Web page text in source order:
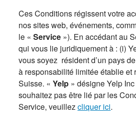
Ces Conditions régissent votre
nos sites web, événements,
le « Service »). En accédant au
qui vous lie juridiquement à : (i)
vous soyez résident d’un pays
à responsabilité limitée établie et
Suisse. « Yelp » désigne Yelp
souhaitez pas être lié par les
Service, veuillezcliquer ici.